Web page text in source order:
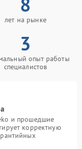
лет на рынке
3
опыт работы
специалистов
и прошедшие
корректную